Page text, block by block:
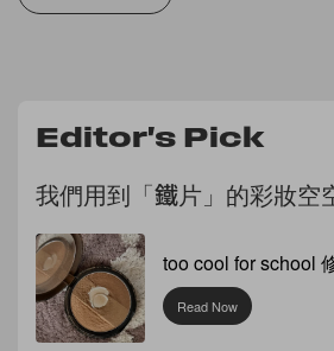
Editor's Pick
我們用到「鐵片」的彩妝空
too cool for school
Read Now